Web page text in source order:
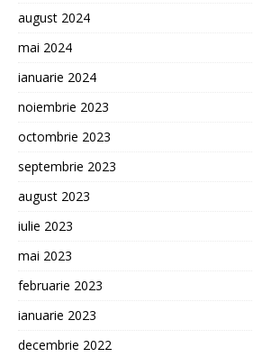
august 2024
mai 2024
ianuarie 2024
noiembrie 2023
octombrie 2023
septembrie 2023
august 2023
iulie 2023
mai 2023
februarie 2023
ianuarie 2023
decembrie 2022